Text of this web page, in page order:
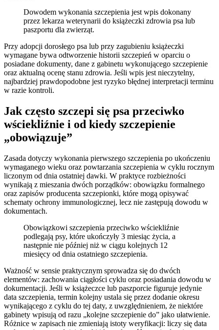
Dowodem wykonania szczepienia jest wpis dokonany
przez lekarza weterynarii do książeczki zdrowia psa lub
paszportu dla zwierząt.
Przy adopcji dorosłego psa lub przy zagubieniu książeczki
wymagane bywa odtworzenie historii szczepień w oparciu o
posiadane dokumenty, dane z gabinetu wykonującego szczepienie
oraz aktualną ocenę stanu zdrowia. Jeśli wpis jest nieczytelny,
najbardziej prawdopodobne jest ryzyko błędnej interpretacji terminu
w razie kontroli.
Jak często szczepi się psa przeciwko
wściekliźnie i od kiedy szczepienie
„obowiązuje”
Zasada dotyczy wykonania pierwszego szczepienia po ukończeniu
wymaganego wieku oraz powtarzania szczepienia w cyklu rocznym
liczonym od dnia ostatniej dawki. W praktyce rozbieżności
wynikają z mieszania dwóch porządków: obowiązku formalnego
oraz zapisów producenta szczepionki, które mogą opisywać
schematy ochrony immunologicznej, lecz nie zastępują dowodu w
dokumentach.
Obowiązkowi szczepienia przeciwko wściekliźnie
podlegają psy, które ukończyły 3 miesiąc życia, a
następnie nie później niż w ciągu kolejnych 12
miesięcy od dnia ostatniego szczepienia.
Ważność w sensie praktycznym sprowadza się do dwóch
elementów: zachowania ciągłości cyklu oraz posiadania dowodu w
dokumentacji. Jeśli w książeczce lub paszporcie figuruje jedynie
data szczepienia, termin kolejny ustala się przez dodanie okresu
wynikającego z cyklu do tej daty, z uwzględnieniem, że niektóre
gabinety wpisują od razu „kolejne szczepienie do” jako ułatwienie.
Różnice w zapisach nie zmieniają istoty weryfikacji: liczy się data